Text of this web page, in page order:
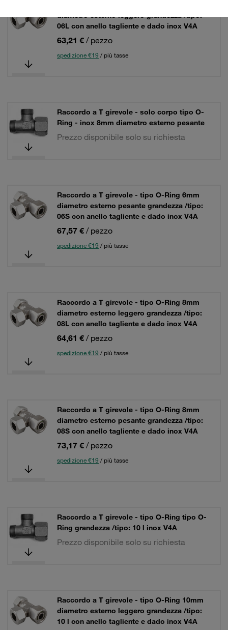
diametro esterno leggero grandezza /tipo:
06L con anello tagliente e dado inox V4A
63,21 € / pezzo
spedizione €19 / più tasse
Raccordo a T girevole - solo corpo tipo O-
Ring - inox 8mm diametro esterno pesante
Prezzo disponibile solo su richiesta
Raccordo a T girevole - tipo O-Ring 6mm
diametro esterno pesante grandezza /tipo:
06S con anello tagliente e dado inox V4A
67,57 € / pezzo
spedizione €19 / più tasse
Raccordo a T girevole - tipo O-Ring 8mm
diametro esterno leggero grandezza /tipo:
08L con anello tagliente e dado inox V4A
64,61 € / pezzo
spedizione €19 / più tasse
Raccordo a T girevole - tipo O-Ring 8mm
diametro esterno pesante grandezza /tipo:
08S con anello tagliente e dado inox V4A
73,17 € / pezzo
spedizione €19 / più tasse
Raccordo a T girevole - tipo O-Ring tipo O-
Ring grandezza /tipo: 10 l inox V4A
Prezzo disponibile solo su richiesta
Raccordo a T girevole - tipo O-Ring 10mm
diametro esterno leggero grandezza /tipo:
10 l con anello tagliente e dado inox V4A